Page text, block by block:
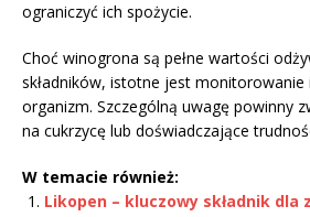
ograniczyć ich spożycie.
Choć winogrona są pełne wartości
składników, istotne jest monitorowanie
organizm. Szczególną uwagę powinny
na cukrzycę lub doświadczające
W temacie również:
Likopen – kluczowy składnik dla